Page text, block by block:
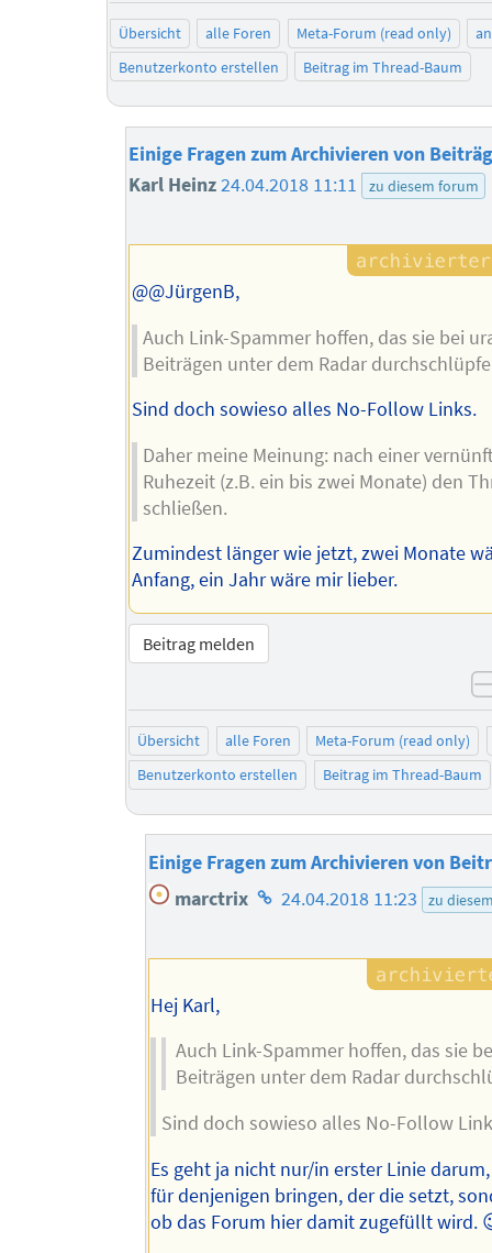
Übersicht alle Foren Meta-Forum (read only)
Benutzerkonto erstellen
Beitrag im Thread-Baum
Einige Fragen zum Archivieren von
Karl Heinz24.04.2018 11:11 zu diesem forum
@@JürgenB,
Auch Link-Spammer hoffen, das sie bei
Beiträgen unter dem Radar
Sind doch sowieso alles No-Follow Links.
Daher meine Meinung: nach einer
Ruhezeit (z.B. ein bis zwei Monate) den
schließen.
Zumindest länger wie jetzt, zwei Monate
Anfang, ein Jahr wäre mir lieber.
Beitrag melden
Übersicht alle Foren
Meta-Forum (read only)
Benutzerkonto erstellen
Beitrag im Thread-Baum
Einige Fragen zum Archivieren von
marctrix Homepage
Autors
24.04.2018 11:23 zu
Hej Karl,
Auch Link-Spammer hoffen, das sie
Beiträgen unter dem Radar
Sind doch sowieso alles No-Follow
Es geht ja nicht nur/in erster Linie
für denjenigen bringen, der die setzt,
ob das Forum hier damit zugefüllt wird.